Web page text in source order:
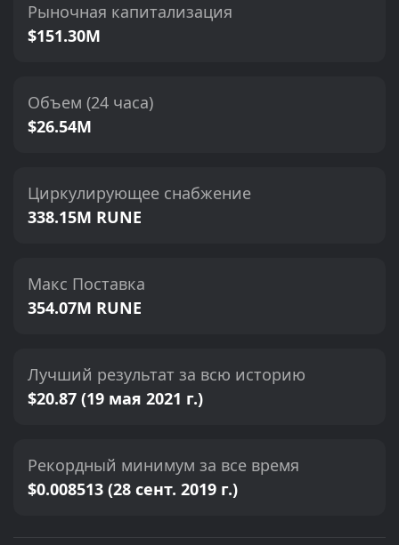
Рыночная капитализация
$151.30M
Объем (24 часа)
$26.54M
Циркулирующее снабжение
338.15M RUNE
Макс Поставка
354.07M RUNE
Лучший результат за всю историю
$20.87 (19 мая 2021 г.)
Рекордный минимум за все время
$0.008513 (28 сент. 2019 г.)